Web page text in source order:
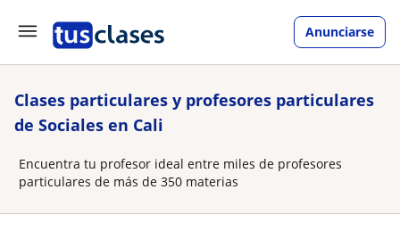
Anunciarse
Clases particulares y profesores particulares
de Sociales en Cali
Encuentra tu profesor ideal entre miles de profesores
particulares de más de 350 materias